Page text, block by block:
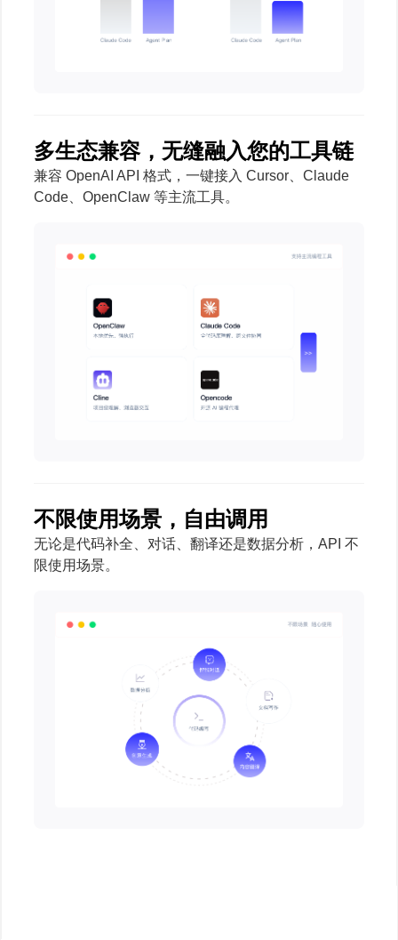
多生态兼容，无缝融入您的工具链
兼容 OpenAI API 格式，一键接入 Cursor、Claude
Code、OpenClaw 等主流工具。
不限使用场景，自由调用
无论是代码补全、对话、翻译还是数据分析，API 不
限使用场景。